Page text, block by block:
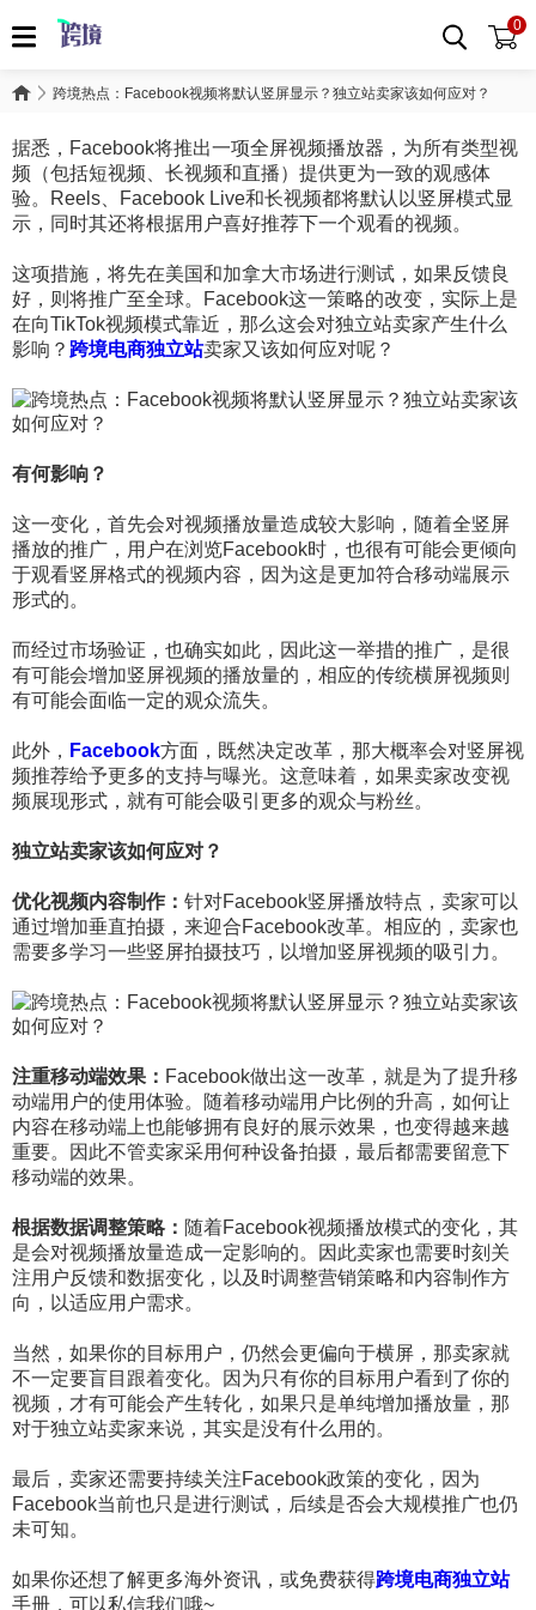
0
跨境热点：Facebook视频将默认竖屏显示？独立站卖家该如何应对？
据悉，Facebook将推出一项全屏视频播放器，为所有类型视
频（包括短视频、长视频和直播）提供更为一致的观感体
验。Reels、Facebook Live和长视频都将默认以竖屏模式显
示，同时其还将根据用户喜好推荐下一个观看的视频。
这项措施，将先在美国和加拿大市场进行测试，如果反馈良
好，则将推广至全球。Facebook这一策略的改变，实际上是
在向TikTok视频模式靠近，那么这会对独立站卖家产生什么
影响？ 跨境电商独立站卖家又该如何应对呢？
有何影响？
这一变化，首先会对视频播放量造成较大影响，随着全竖屏
播放的推广，用户在浏览Facebook时，也很有可能会更倾向
于观看竖屏格式的视频内容，因为这是更加符合移动端展示
形式的。
而经过市场验证，也确实如此，因此这一举措的推广，是很
有可能会增加竖屏视频的播放量的，相应的传统横屏视频则
有可能会面临一定的观众流失。
此外， Facebook方面，既然决定改革，那大概率会对竖屏视
频推荐给予更多的支持与曝光。这意味着，如果卖家改变视
频展现形式，就有可能会吸引更多的观众与粉丝。
独立站卖家该如何应对？
优化视频内容制作： 针对Facebook竖屏播放特点，卖家可以
通过增加垂直拍摄，来迎合Facebook改革。相应的，卖家也
需要多学习一些竖屏拍摄技巧，以增加竖屏视频的吸引力。
注重移动端效果： Facebook做出这一改革，就是为了提升移
动端用户的使用体验。随着移动端用户比例的升高，如何让
内容在移动端上也能够拥有良好的展示效果，也变得越来越
重要。因此不管卖家采用何种设备拍摄，最后都需要留意下
移动端的效果。
根据数据调整策略： 随着Facebook视频播放模式的变化，其
是会对视频播放量造成一定影响的。因此卖家也需要时刻关
注用户反馈和数据变化，以及时调整营销策略和内容制作方
向，以适应用户需求。
当然，如果你的目标用户，仍然会更偏向于横屏，那卖家就
不一定要盲目跟着变化。因为只有你的目标用户看到了你的
视频，才有可能会产生转化，如果只是单纯增加播放量，那
对于独立站卖家来说，其实是没有什么用的。
最后，卖家还需要持续关注Facebook政策的变化，因为
Facebook当前也只是进行测试，后续是否会大规模推广也仍
未可知。
如果你还想了解更多海外资讯，或免费获得跨境电商独立站
手册，可以私信我们哦~